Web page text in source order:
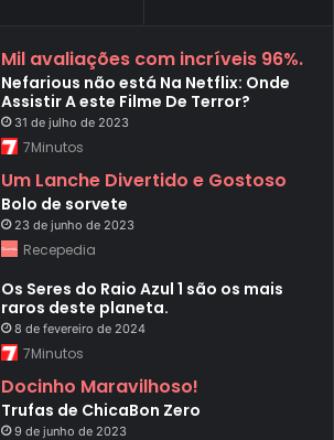
Mil avaliações com incríveis 96%.
Nefarious não está Na Netflix: Onde
Assistir A este Filme De Terror?
31 de julho de 2023
7Minutos
Um Lanche Divertido e Gostoso
Bolo de sorvete
23 de junho de 2023
Recepedia
Os Seres do Raio Azul 1 são os mais
raros deste planeta.
8 de fevereiro de 2024
7Minutos
Docinho Maravilhoso!
Trufas de ChicaBon Zero
9 de junho de 2023